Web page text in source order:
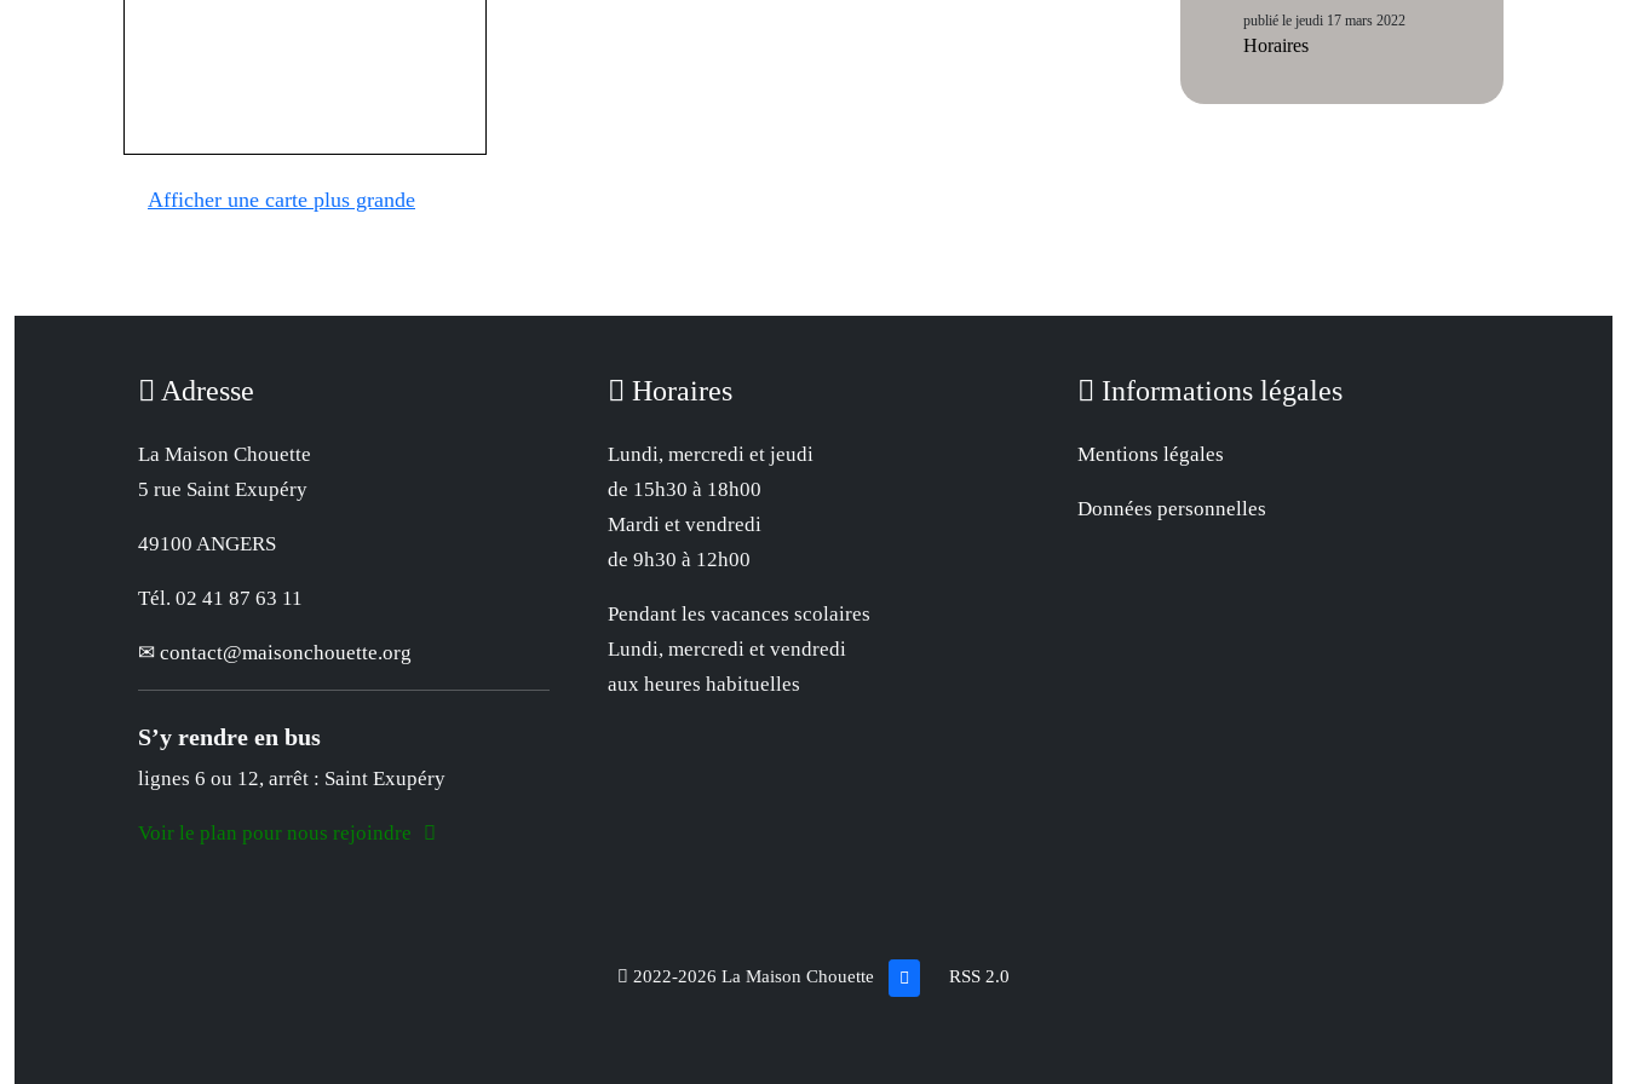
Afficher une carte plus grande
publié le jeudi 17 mars 2022
Horaires
Adresse
La Maison Chouette
5 rue Saint Exupéry
49100 ANGERS
Tél. 02 41 87 63 11
contact@maisonchouette.org
S’y rendre en bus
lignes 6 ou 12, arrêt : Saint Exupéry
Voir le plan pour nous rejoindre
Horaires
Lundi, mercredi et jeudi
de 15h30 à 18h00
Mardi et vendredi
de 9h30 à 12h00
Pendant les vacances scolaires
Lundi, mercredi et vendredi
aux heures habituelles
Informations légales
Mentions légales
Données personnelles
2022-2026 La Maison Chouette RSS 2.0